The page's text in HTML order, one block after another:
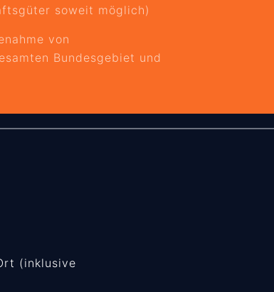
soweit möglich)
von
Bundesgebiet und
(inklusive